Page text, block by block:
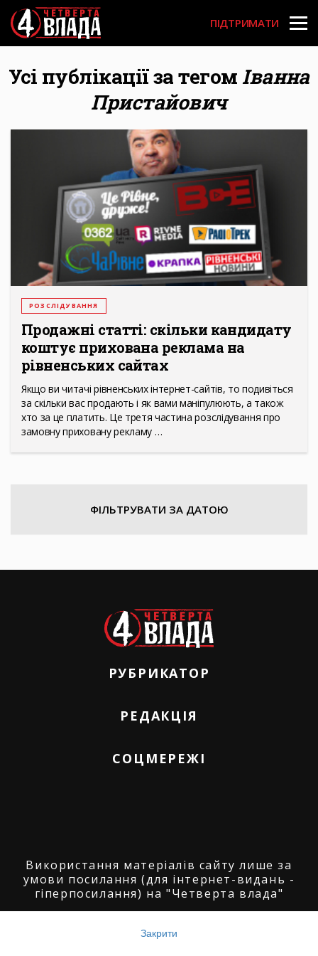
Перейти
до
основного
вмісту
User
account
menu
ПІДТРИМАТИ
Усі публікації за тегомІванна
Пристайович
РОЗСЛІДУВАННЯ
Продажні статті: скільки кандидату
коштує прихована реклама на
рівненських сайтах
Якщо ви читачі рівненських інтернет-сайтів, то подивіться
за скільки вас продають і як вами маніпулюють, а також
хто за це платить. Це третя частина розслідування про
замовну приховану рекламу …
ФІЛЬТРУВАТИ ЗА ДАТОЮ
РУБРИКАТОР
РЕДАКЦІЯ
СОЦМЕРЕЖІ
Використання матеріалів сайту лише за
умови посилання (для інтернет-видань -
гіперпосилання) на "Четверта влада"
"Четверта влада": 2008-2026.
Закрити